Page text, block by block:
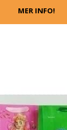
MER INFO!